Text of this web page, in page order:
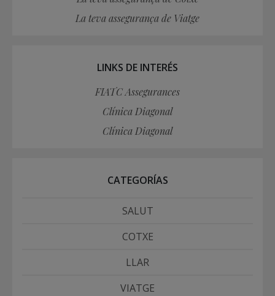
La teva assegurança de Viatge
LINKS DE INTERÉS
FIATC Assegurances
Clínica Diagonal
Clínica Diagonal
CATEGORÍAS
SALUT
COTXE
LLAR
VIATGE